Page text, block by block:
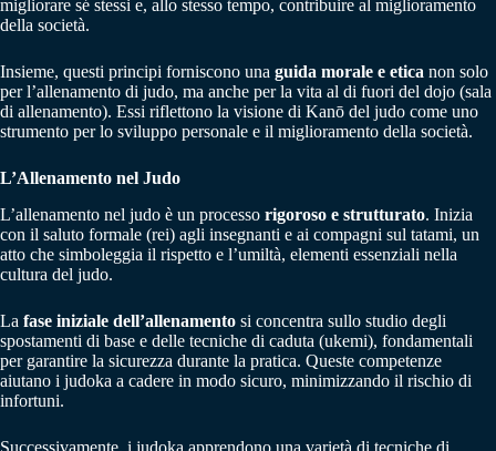
migliorare sé stessi e, allo stesso tempo, contribuire al miglioramento
della società.
Insieme, questi principi forniscono una guida morale e etica non solo
per l’allenamento di judo, ma anche per la vita al di fuori del dojo (sala
di allenamento). Essi riflettono la visione di Kanō del judo come uno
strumento per lo sviluppo personale e il miglioramento della società.
L’Allenamento nel Judo
L’allenamento nel judo è un processo rigoroso e strutturato. Inizia
con il saluto formale (rei) agli insegnanti e ai compagni sul tatami, un
atto che simboleggia il rispetto e l’umiltà, elementi essenziali nella
cultura del judo.
La fase iniziale dell’allenamento si concentra sullo studio degli
spostamenti di base e delle tecniche di caduta (ukemi), fondamentali
per garantire la sicurezza durante la pratica. Queste competenze
aiutano i judoka a cadere in modo sicuro, minimizzando il rischio di
infortuni.
Successivamente, i judoka apprendono una varietà di tecniche di